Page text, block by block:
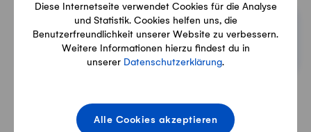
Diese Internetseite verwendet Cookies für die Analyse
und Statistik. Cookies helfen uns, die
Benutzerfreundlichkeit unserer Website zu verbessern.
Weitere Informationen hierzu findest du in
unserer Datenschutzerklärung.
Alle Cookies akzeptieren
Milchbäuerinnen & -bauern
Über unsere Betriebe
Auf dem neusten Stand